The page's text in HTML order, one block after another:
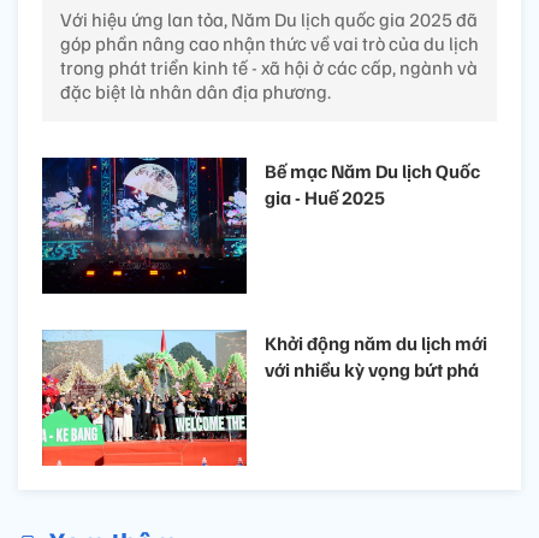
Với hiệu ứng lan tỏa, Năm Du lịch quốc gia 2025 đã
góp phần nâng cao nhận thức về vai trò của du lịch
trong phát triển kinh tế - xã hội ở các cấp, ngành và
đặc biệt là nhân dân địa phương.
Bế mạc Năm Du lịch Quốc
gia - Huế 2025
Khởi động năm du lịch mới
với nhiều kỳ vọng bứt phá